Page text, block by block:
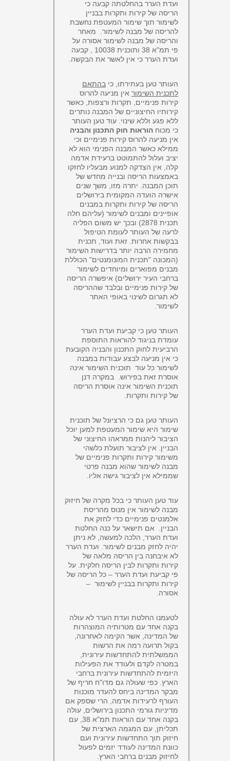
ועדת הערר בהחלטתה קבעה כי
הריסה של קירות ותקרות בבניין
לשימור תוך שימור המעטפת נחשבת
להריסה של מבנה לשימור. מאחר
והריסה של מבנה לשימור אסורה על
פי תמ"א 38 ותוכנית 10038 , קבעה
ועדת הערר כי אין לאשר את הבקשה.
העותר טען בעתירתו, כי בהתאם
לתכנית השימור אין מניעה להרוס
קירות פנימיים, תקרות ורצפות, כאשר
קירותיו החיצוניים של המבנה נותרים
ללא פגע וללא שינוי. עוד טען העותר
כי מכוח הוראות חוק התכנון והבניה
אין מניעה להרוס קירות פנימיים וכי
ממילא כאשר המבנה הפנימי הוא לא
יציב ועלול להתמוטט ברעידת אדמה
קלה, אין הצדקה למנוע מבעליו לחזקו
באמצעות הריסה ובנייה מחדש של
תוכן המבנה. יתרה מזו, משך שנים
אישרה הועדה המקומית בירושלים
הריסה של קירות ותקרות במבנים
אופיינים ומבנים לשימור (עליהם חלה
תכנית 2878) ובכך יש משום הפליה
לרעה של העותר לעומת הטיפול
בבקשות אחרות. זאת ועוד, תכנית
מחמירה הרבה יותר בדרישות השימור
(המכונה "תכנית המונומנטים" הכוללת
מבנים מפוארים ומיוחדים לשימור
ברחבי העיר ירושלים) איפשרה הריסה
של קירות פנימיים ובלבד שההריסה
לא תגרום לשינוי באופי האתר
לשימור.
העותר טען כי קביעת ועדת הערר
עומדת בניגוד להוראות התוספת
הרביעית לחוק התכנון והבניה הקובעת
כי אין מניעה לבצע עבודות במבנה
לשימור כל עוד תוכנית השימור אינה
אוסרת זאת בפירוש. במקרה דנן
תוכנית השימור אינה אוסרת הריסה
של קירות ותקרות.
העותר טען גם כי הרציונל של תוכנית
שימור היא שימור המעטפת למען יוכל
הציבור ליהנות ממראהו החיצוני של
הבניין. אין לציבור תועלת כלשהי
משימור קירות ותקרות פנימיים של
מבנה לשימור שהוא מבנה פרטי
שממילא אין לציבור גישה אליו.
עוד טען העותר כי בכל מקרה של חיזוק
מבנה לשימור אין מנוס מהריסת
אלמנטים פנימיים כדי לחזק את
הבניין. אם תישאר על כנה החלטת
ועדת הערר, הלכה למעשה, לא ניתן
יהיה לחזק מבנים לשימור. ועדת הערר
לא איבחנה בין הריסה מלאה של
קירות ותקרות לבין הריסה חלקית. על
פי קביעת ועדת הערר – כל הריסה של
קירות ותקרות בבניין לשימור –
אסורה.
לטעמנו החלטת ועדת הערר לא עולה
בקנה אחד עם מטרותיה המוצהרות
של המדינה, אשר הקימה לאחרונה,
בקול תרועה רמה את הרשות
הממשלתית להתחדשות עירונית,
במטרה לקדם ולעודד את הפעילות
היזמית להתחדשות עירונית ברחבי
הארץ. כפי שעולה גם מדו"ח חריף של
מבקר המדינה ביחס להעדר מוכנות
העורף לרעידות אדמה, הרי שספק אם
מדיניות גורמי התכנון בירושלים, עולה
בקנה אחד עם הוראות תמ"א 38, עם
תכליתן, עם המגמה הארצית של
חיזוק תוך התחדשות עירונית ועם
כוונת המדינה לעודד יזמים לפעול
לחיזוק מבנים ברחבי הארץ.